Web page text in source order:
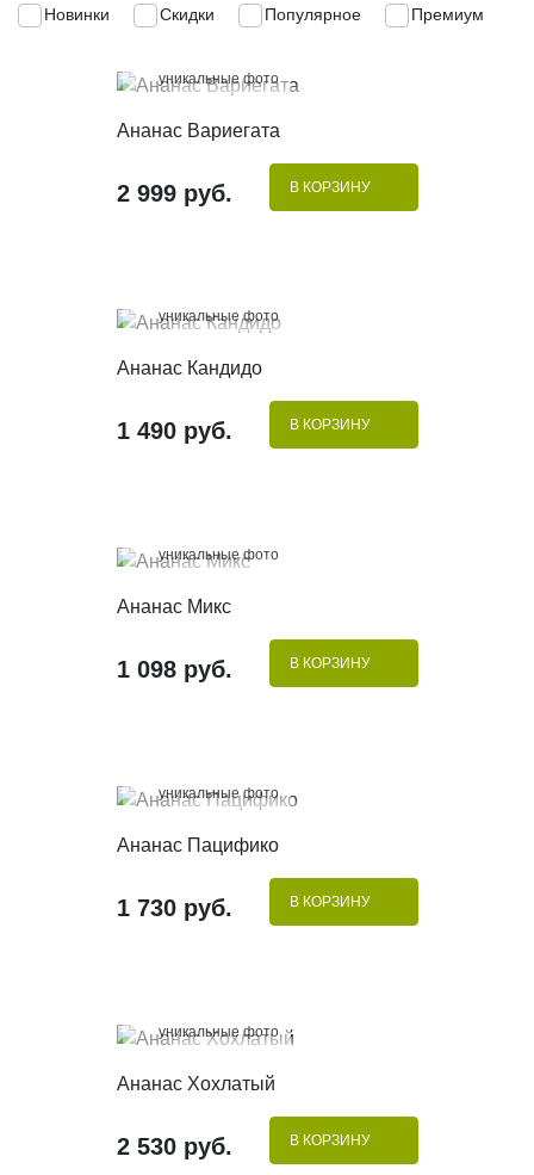
Новинки Скидки Популярное Премиум
уникальные фото
Ананас Вариегата
2 999 руб. В КОРЗИНУ
уникальные фото
Ананас Кандидо
1 490 руб. В КОРЗИНУ
уникальные фото
Ананас Микс
1 098 руб. В КОРЗИНУ
уникальные фото
Ананас Пацифико
1 730 руб. В КОРЗИНУ
уникальные фото
Ананас Хохлатый
2 530 руб. В КОРЗИНУ